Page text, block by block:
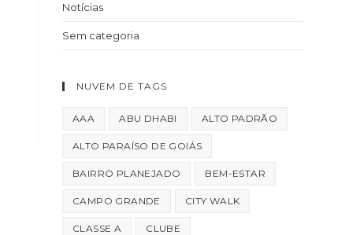
Notícias
Sem categoria
NUVEM DE TAGS
AAA ABU DHABI ALTO PADRÃO
ALTO PARAÍSO DE GOIÁS
BAIRRO PLANEJADO BEM-ESTAR
CAMPO GRANDE CITY WALK
CLASSE A CLUBE